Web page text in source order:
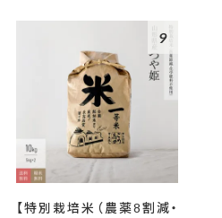
9
【特別栽培米（農薬8割減・